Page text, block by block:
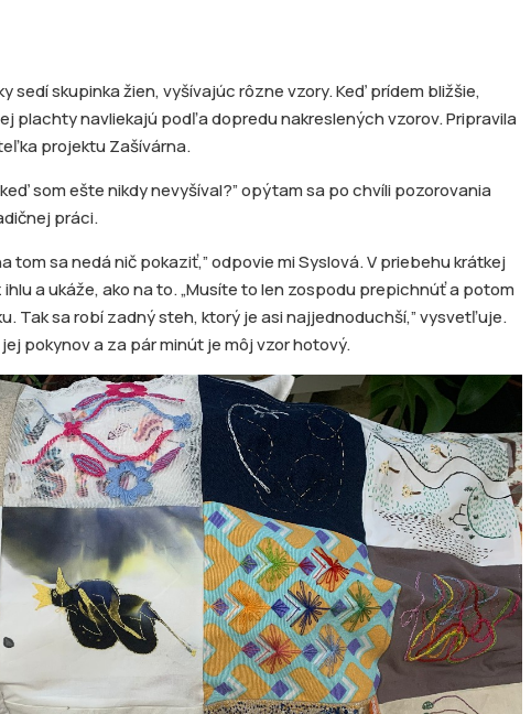
sedí skupinka žien, vyšívajúc rôzne vzory. Keď prídem bližšie,
plachty navliekajú podľa dopredu nakreslených vzorov. Pripravila
projektu Zašívárna.
som ešte nikdy nevyšíval?” opýtam sa po chvíli pozorovania
práci.
tom sa nedá nič pokaziť,” odpovie mi Syslová. V priebehu krátkej
a ukáže, ako na to. „Musíte to len zospodu prepichnúť a potom
Tak sa robí zadný steh, ktorý je asi najjednoduchší,” vysvetľuje.
pokynov a za pár minút je môj vzor hotový.